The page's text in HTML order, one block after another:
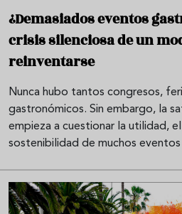
¿Demasiados eventos
crisis silenciosa de un
reinventarse
Nunca hubo tantos congresos,
gastronómicos. Sin embargo, la
empieza a cuestionar la utilidad,
sostenibilidad de muchos